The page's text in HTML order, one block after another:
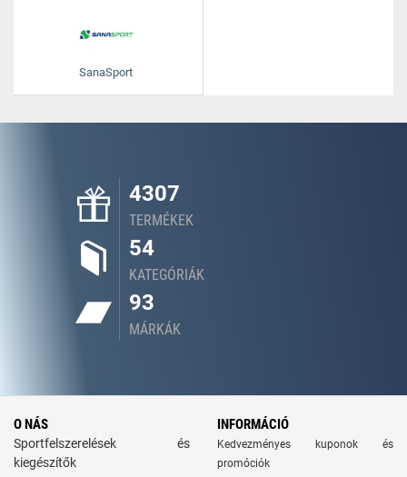
SanaSport
4307
TERMÉKEK
54
KATEGÓRIÁK
93
MÁRKÁK
O NÁS
Sportfelszerelések és
kiegészítők
INFORMÁCIÓ
Kedvezményes kuponok és
promóciók